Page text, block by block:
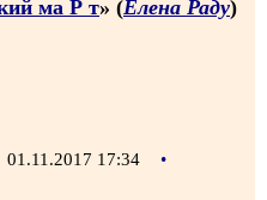
ма Р т» (Елена Раду)
01.11.2017 17:34
•